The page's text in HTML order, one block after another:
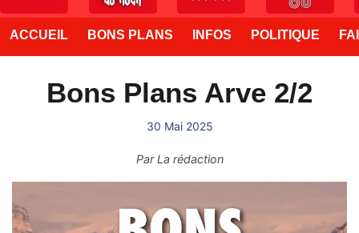
ACCUEIL BONS PLANS INFOS POLITIQUE
Bons Plans Arve 2/2
30 Mai 2025
ParLa rédaction